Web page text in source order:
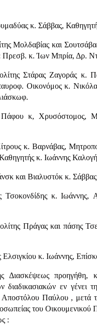
κ. Σάββας,
Μολδαβίας και
Πρεσβ. κ. Ίων Μπρία, Δρ.
Στάρας Ζαγοράς κ.
Οικονόμος κ.
κ, Χρυσόστομος,
κ. Βαρνάβας,
κ. Ιωάννης
και Βιαλυστόκ κ.
Τσοκονδίδης κ. Ιωάννης,
Πράγας και πάσης
Ελσιγκίου κ. Ιωάννης,
Διασκέψεως
διαδικασιακών εν γένει
Παύλου , μετά
του
: